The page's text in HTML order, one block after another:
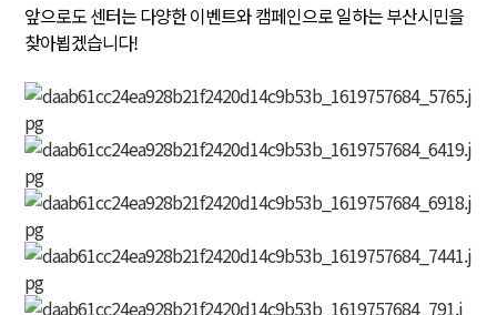
앞으로도 센터는 다양한 이벤트와 캠페인으로 일하는 부산시민을
찾아뵙겠습니다!